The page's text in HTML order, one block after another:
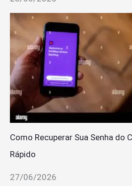
Como Recuperar Sua Senha do
Rápido
27/06/2026